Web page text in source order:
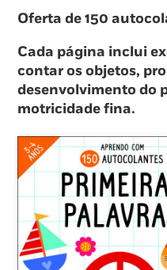
Oferta de 150
Cada página inclui
contar os objetos,
desenvolvimento do
motricidade fina.